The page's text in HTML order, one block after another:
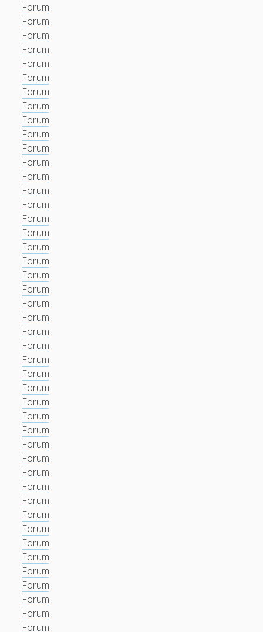
Forum
Forum
Forum
Forum
Forum
Forum
Forum
Forum
Forum
Forum
Forum
Forum
Forum
Forum
Forum
Forum
Forum
Forum
Forum
Forum
Forum
Forum
Forum
Forum
Forum
Forum
Forum
Forum
Forum
Forum
Forum
Forum
Forum
Forum
Forum
Forum
Forum
Forum
Forum
Forum
Forum
Forum
Forum
Forum
Forum